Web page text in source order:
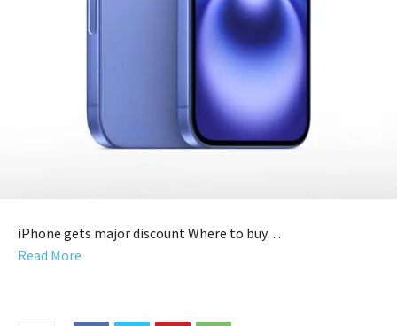
iPhone gets major discount Where to buy…
Read More